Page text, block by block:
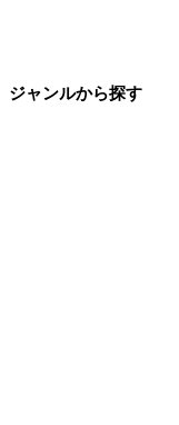
ジャンルから探す